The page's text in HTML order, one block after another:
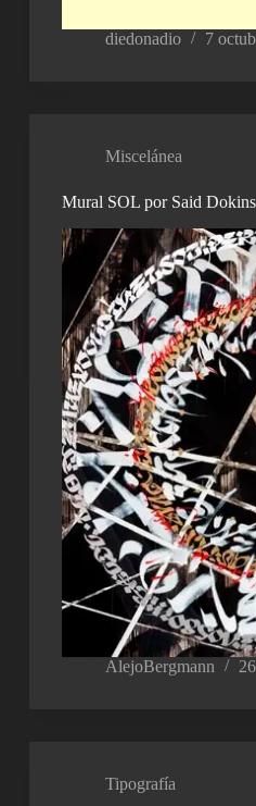
diedonadio 7
Miscelánea
Mural SOL por Said Dokins
AlejoBergmann
Tipografía